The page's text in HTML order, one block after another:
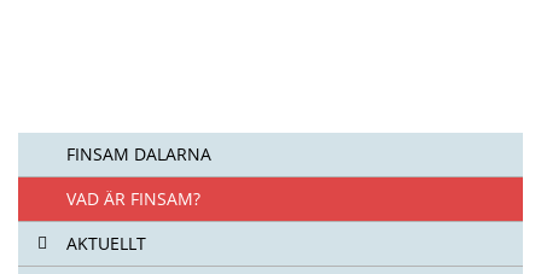
FINSAM DALARNA
VAD ÄR FINSAM?
AKTUELLT